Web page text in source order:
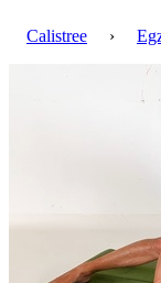
Calistree ›